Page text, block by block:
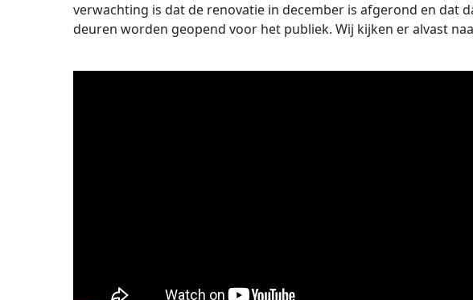
verwachting is dat de renovatie in december is afgerond en dat
deuren worden geopend voor het publiek. Wij kijken er alvast